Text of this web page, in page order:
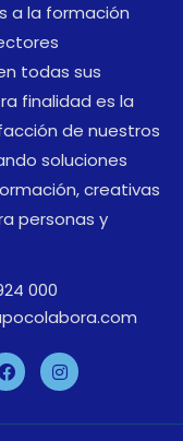
a la formación
todas sus
finalidad es la
de nuestros
soluciones
creativas
personas y
000